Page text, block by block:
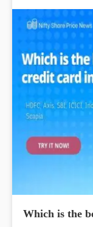
Which is the